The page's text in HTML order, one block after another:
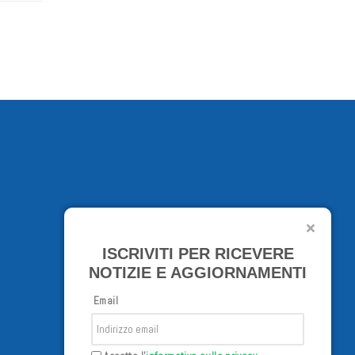
ISCRIVITI PER RICEVERE
NOTIZIE E AGGIORNAMENTI
Email